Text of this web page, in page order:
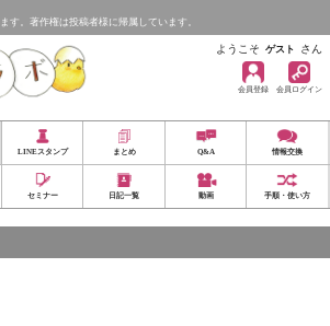
す。著作権は投稿者様に帰属しています。
ようこそ ゲスト さん
会員登録 会員ログイン
LINEスタンプ まとめ Q&A 情報交換
セミナー 日記一覧 動画 手順・使い方